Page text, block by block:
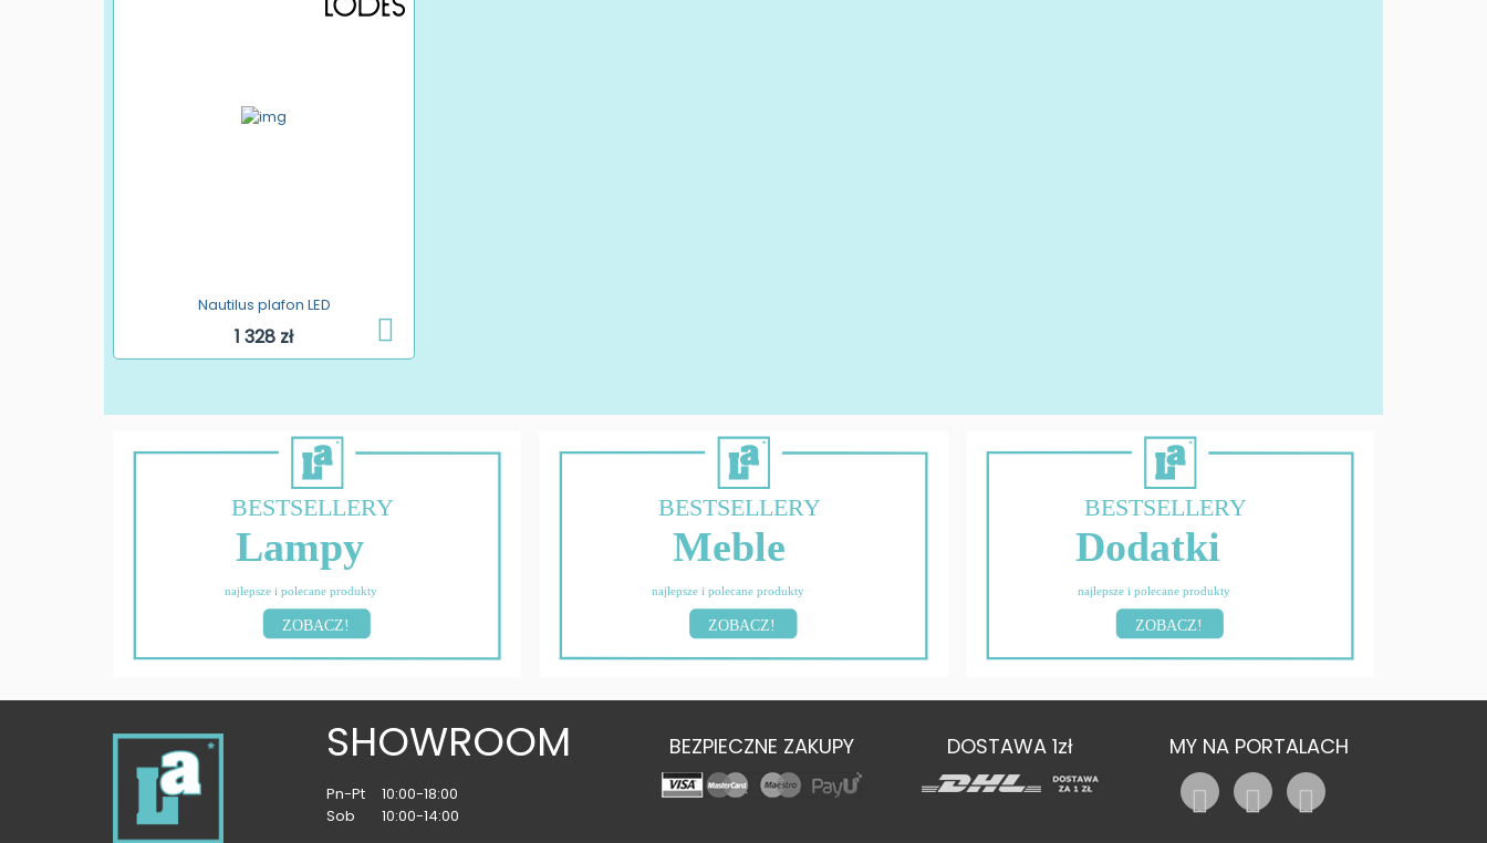
Nautilus plafon LED
1 328 zł
BESTSELLERY
Lampy
najlepsze i polecane produkty
ZOBACZ!
BESTSELLERY
Meble
najlepsze i polecane produkty
ZOBACZ!
BESTSELLERY
Dodatki
najlepsze i polecane produkty
ZOBACZ!
SHOWROOM
Pn-Pt
10:00-18:00
Sob
10:00-14:00
BEZPIECZNE ZAKUPY DOSTAWA 1zł MY NA PORTALACH